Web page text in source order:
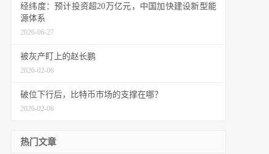
经纬度：预计投资超20万亿元，中国加快建设新型能
源体系
2026-06-27
被灰产盯上的赵长鹏
2026-02-06
破位下行后，比特币市场的支撑在哪？
2026-02-06
热门文章